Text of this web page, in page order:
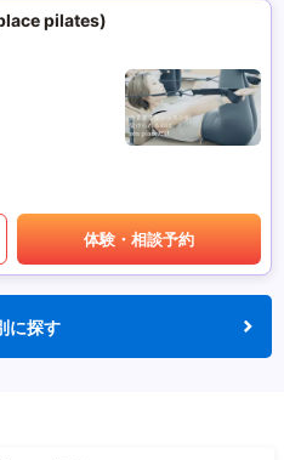
pilates)
体験・相談予約
に探す